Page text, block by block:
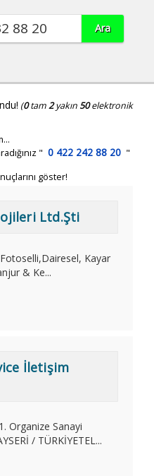
(0tam2yakın 50elektronik
" 0 422 242 88 20 "
göster!
Ltd.Şti
Kayar
& Ke...
İletişim
Organize Sanayi
/ TÜRKİYETEL...